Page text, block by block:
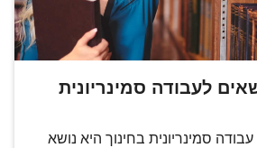
לעבודה סמינריונית
סמינריונית בחינוך היא נושא